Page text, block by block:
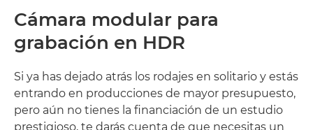
Cámara modular para
grabación en HDR
Si ya has dejado atrás los rodajes en solitario y estás
entrando en producciones de mayor presupuesto,
pero aún no tienes la financiación de un estudio
prestigioso, te darás cuenta de que necesitas un